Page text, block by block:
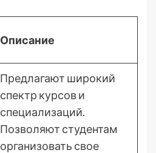
Описание
Предлагают широкий
спектр курсов и
специализаций.
Позволяют студентам
организовать свое